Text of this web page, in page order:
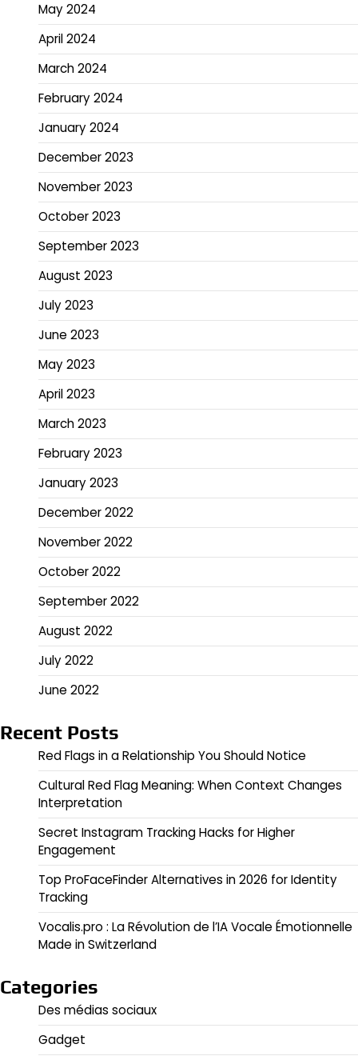
May 2024
April 2024
March 2024
February 2024
January 2024
December 2023
November 2023
October 2023
September 2023
August 2023
July 2023
June 2023
May 2023
April 2023
March 2023
February 2023
January 2023
December 2022
November 2022
October 2022
September 2022
August 2022
July 2022
June 2022
Recent Posts
Red Flags in a Relationship You Should Notice
Cultural Red Flag Meaning: When Context Changes
Interpretation
Secret Instagram Tracking Hacks for Higher
Engagement
Top ProFaceFinder Alternatives in 2026 for Identity
Tracking
Vocalis.pro : La Révolution de l’IA Vocale Émotionnelle
Made in Switzerland
Categories
Des médias sociaux
Gadget